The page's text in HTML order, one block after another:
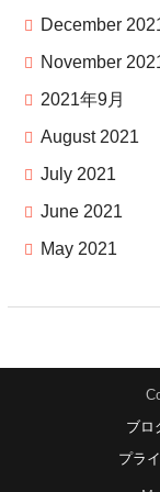
December
November
2021年9月
August 2021
July 2021
June 2021
May 2021
ブロ
プラ